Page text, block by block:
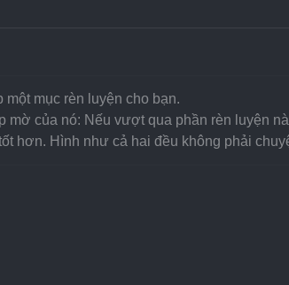
mục rèn luyện cho bạn.
của nó: Nếu vượt qua phần rèn luyện
hơn. Hình như cả hai đều không phải